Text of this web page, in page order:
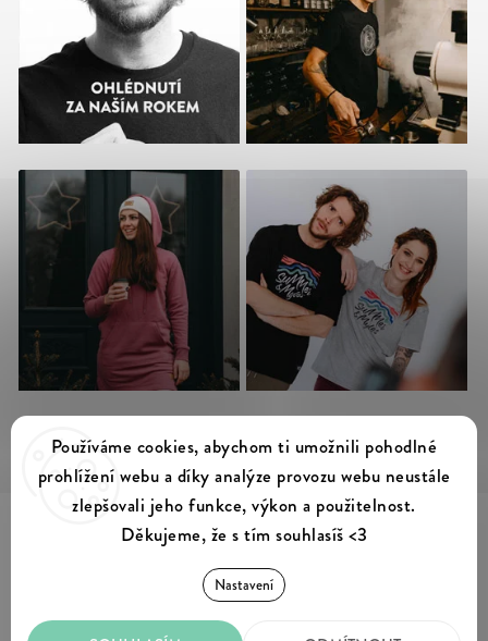
Používáme cookies, abychom ti umožnili pohodlné
prohlížení webu a díky analýze provozu webu neustále
zlepšovali jeho funkce, výkon a použitelnost.
Děkujeme, že s tím souhlasíš <3
Nastavení
Sledovat na Instagramu
Summer & Myles. Všechna práva vyhrazena.
Upravit nastavení cookies